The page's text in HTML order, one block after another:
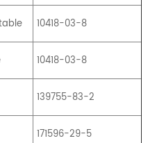
10418-03-8
10418-03-8
139755-83-2
171596-29-5